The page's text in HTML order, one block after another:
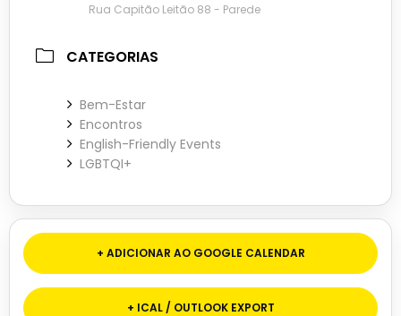
Rua Capitão Leitão 88 - Parede
CATEGORIAS
Bem-Estar
Encontros
English-Friendly Events
LGBTQI+
+ ADICIONAR AO GOOGLE CALENDAR
+ ICAL / OUTLOOK EXPORT